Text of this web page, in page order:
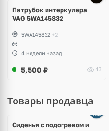
Патрубок интеркулера
VAG 5WA145832
5WA145832 +2
~
4 недели назад
5,500 ₽ 43
Товары продавца
Сиденья с подогревом и